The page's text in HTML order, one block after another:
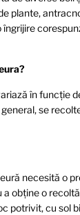
plante,
în funcție
se
necesită o
obține o
potrivit, cu sol